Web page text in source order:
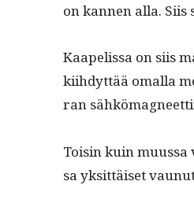
on kan­nen alla. Siis
Kaapelis­sa on siis
kiihdyt­tää oma­l­la
ran
Toisin kuin muus­sa
sa yksit­täiset